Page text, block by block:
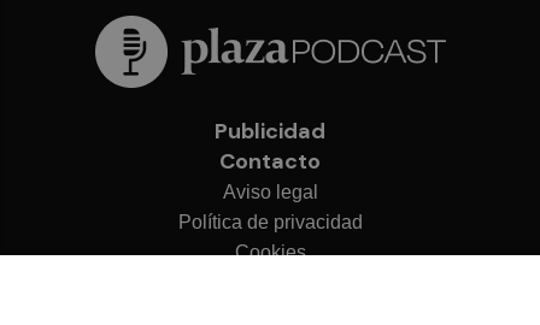
Publicidad
Contacto
Aviso legal
Política de privacidad
Cookies